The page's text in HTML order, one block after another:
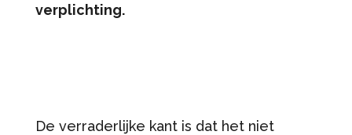
verplichting.
De verraderlijke kant is dat het niet